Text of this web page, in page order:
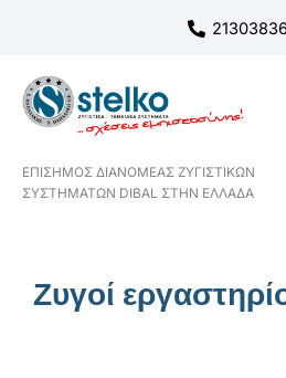
περιεχόμενο
ΕΠΙΣΗΜΟΣ ΔΙΑΝΟΜΕΑΣ ΖΥΓΙΣΤΙΚΩΝ
ΣΥΣΤΗΜΑΤΩΝ DIBAL ΣΤΗΝ ΕΛΛΑΔΑ
Ζυγοί